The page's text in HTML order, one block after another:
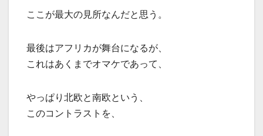
ここが最大の見所なんだと思う。
最後はアフリカが舞台になるが、
これはあくまでオマケであって、
やっぱり北欧と南欧という、
このコントラストを、